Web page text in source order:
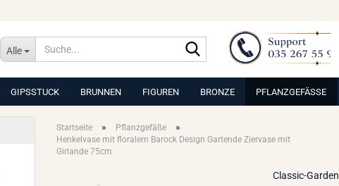
Alle
Suche...
GIPSSTUCK BRUNNEN FIGUREN BRONZE PFLANZGEFÄSSE
Startseite » Pflanzgefäße »
Henkelvase mit floralem Barock Design Gartende Ziervase mit
Girlande 75cm
Classic-Garden